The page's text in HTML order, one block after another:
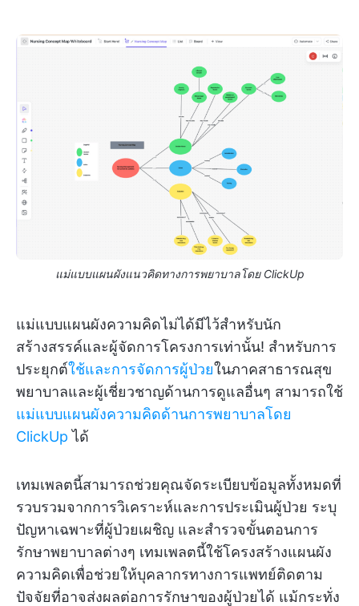
แม่แบบแผนผังแนวคิดทางการพยาบาลโดย ClickUp
แม่แบบแผนผังความคิดไม่ได้มีไว้สำหรับนัก
สร้างสรรค์และผู้จัดการโครงการเท่านั้น! สำหรับการ
ประยุกต์ใช้และการจัดการผู้ป่วยในภาคสาธารณสุข
พยาบาลและผู้เชี่ยวชาญด้านการดูแลอื่นๆ สามารถใช้
แม่แบบแผนผังความคิดด้านการพยาบาลโดย
ClickUp ได้
เทมเพลตนี้สามารถช่วยคุณจัดระเบียบข้อมูลทั้งหมดที่
รวบรวมจากการวิเคราะห์และการประเมินผู้ป่วย ระบุ
ปัญหาเฉพาะที่ผู้ป่วยเผชิญ และสำรวจขั้นตอนการ
รักษาพยาบาลต่างๆ เทมเพลตนี้ใช้โครงสร้างแผนผัง
ความคิดเพื่อช่วยให้บุคลากรทางการแพทย์ติดตาม
ปัจจัยที่อาจส่งผลต่อการรักษาของผู้ป่วยได้ แม้กระทั่ง